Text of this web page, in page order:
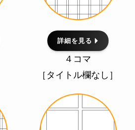
詳細を見る
４コマ
［タイトル欄なし］